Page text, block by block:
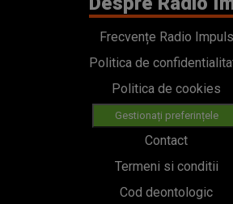
Frecvențe Radio Impuls
Politica de
Politica de cookies
Gestionați preferințele
Contact
Termeni si conditii
Cod deontologic